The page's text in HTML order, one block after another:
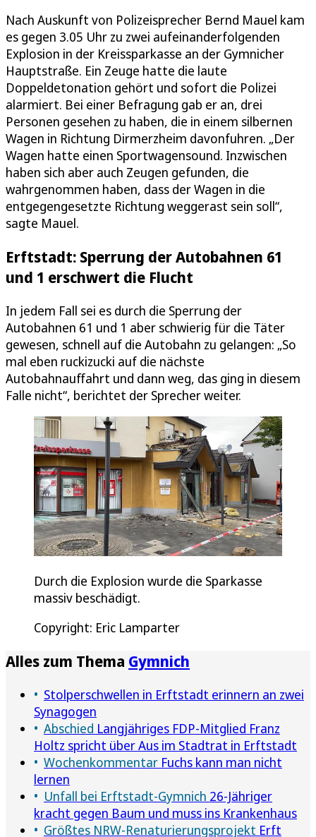
Nach Auskunft von Polizeisprecher Bernd Mauel kam
es gegen 3.05 Uhr zu zwei aufeinanderfolgenden
Explosion in der Kreissparkasse an der Gymnicher
Hauptstraße. Ein Zeuge hatte die laute
Doppeldetonation gehört und sofort die Polizei
alarmiert. Bei einer Befragung gab er an, drei
Personen gesehen zu haben, die in einem silbernen
Wagen in Richtung Dirmerzheim davonfuhren. „Der
Wagen hatte einen Sportwagensound. Inzwischen
haben sich aber auch Zeugen gefunden, die
wahrgenommen haben, dass der Wagen in die
entgegengesetzte Richtung weggerast sein soll“,
sagte Mauel.
Erftstadt: Sperrung der Autobahnen 61
und 1 erschwert die Flucht
In jedem Fall sei es durch die Sperrung der
Autobahnen 61 und 1 aber schwierig für die Täter
gewesen, schnell auf die Autobahn zu gelangen: „So
mal eben ruckizucki auf die nächste
Autobahnauffahrt und dann weg, das ging in diesem
Falle nicht“, berichtet der Sprecher weiter.
Durch die Explosion wurde die Sparkasse
massiv beschädigt.
Copyright: Eric Lamparter
Alles zum Thema Gymnich
Stolperschwellen in Erftstadt erinnern an zwei
Synagogen
Abschied Langjähriges FDP-Mitglied Franz
Holtz spricht über Aus im Stadtrat in Erftstadt
Wochenkommentar Fuchs kann man nicht
lernen
Unfall bei Erftstadt-Gymnich 26-Jähriger
kracht gegen Baum und muss ins Krankenhaus
Größtes NRW-Renaturierungsprojekt Erft